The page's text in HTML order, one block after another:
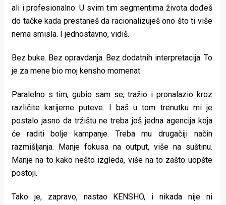
ali i profesionalno. U svim tim segmentima života dođeš
do tačke kada prestaneš da racionalizuješ ono što ti više
nema smisla. I jednostavno, vidiš.
Bez buke. Bez opravdanja. Bez dodatnih interpretacija. To
je za mene bio moj kensho momenat.
Paralelno s tim, gubio sam se, tražio i pronalazio kroz
različite karijerne puteve. I baš u tom trenutku mi je
postalo jasno da tržištu ne treba još jedna agencija koja
će raditi bolje kampanje. Treba mu drugačiji način
razmišljanja. Manje fokusa na output, više na suštinu.
Manje na to kako nešto izgleda, više na to zašto uopšte
postoji.
Tako je, zapravo, nastao KENSHO, i nikada nije ni